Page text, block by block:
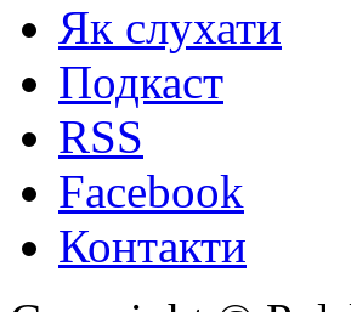
Як слухати
Подкаст
RSS
Facebook
Контакти